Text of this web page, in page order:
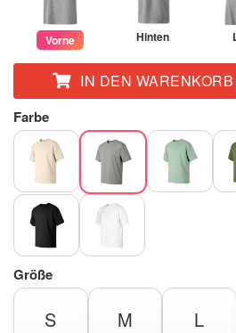
Vorne Hinten
IN DEN WARENKORB
Farbe
Größe
S M L